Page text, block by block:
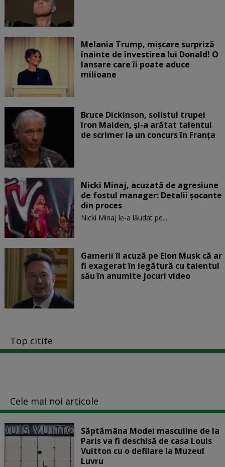
Melania Trump, mișcare surpriză
înainte de învestirea lui Donald! O
lansare care îi poate aduce
milioane
Bruce Dickinson, solistul trupei
Iron Maiden, şi-a arătat talentul
de scrimer la un concurs în Franţa
Nicki Minaj, acuzată de agresiune
de fostul manager: Detalii șocante
din proces
Nicki Minaj le-a lăudat pe...
Gamerii îl acuză pe Elon Musk că ar
fi exagerat în legătură cu talentul
său în anumite jocuri video
Top citite
Cele mai noi articole
Săptămâna Modei masculine de la
Paris va fi deschisă de casa Louis
Vuitton cu o defilare la Muzeul
Luvru